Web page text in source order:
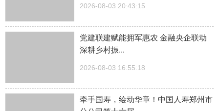
2026-08-03 20:43:15
党建联建赋能拥军惠农 金融央企联动
深耕乡村振...
2026-08-03 16:55:18
牵手国寿，绘动华章！中国人寿郑州市